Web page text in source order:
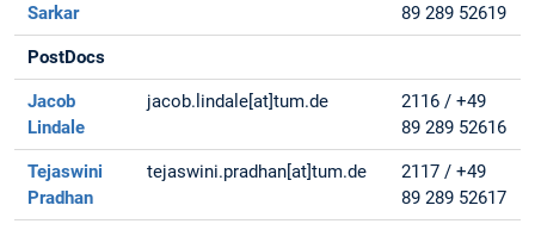
Sarkar
89 289 52619
PostDocs
Jacob
Lindale
jacob.lindale[at]tum.de
2116 / +49
89 289 52616
Tejaswini
Pradhan
tejaswini.pradhan[at]tum.de
2117 / +49
89 289 52617